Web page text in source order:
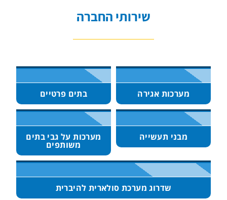
שירותי החברה
מערכות אגירה בתים פרטיים
מבני תעשייה מערכות על גבי בתים
משותפים
שדרוג מערכת סולארית להיברית